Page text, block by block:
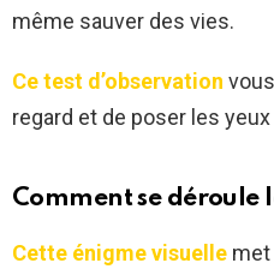
même sauver des vies.
Ce test d’observation
regard et de poser les
Comment se déroule
Cette énigme visuelle met